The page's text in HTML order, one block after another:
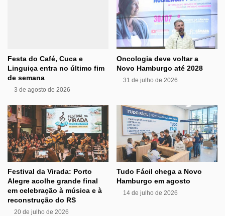
Festa do Café, Cuca e
Linguiça entra no último fim
de semana
3 de agosto de 2026
Oncologia deve voltar a
Novo Hamburgo até 2028
31 de julho de 2026
Festival da Virada: Porto
Alegre acolhe grande final
em celebração à música e à
reconstrução do RS
20 de julho de 2026
Tudo Fácil chega a Novo
Hamburgo em agosto
14 de julho de 2026